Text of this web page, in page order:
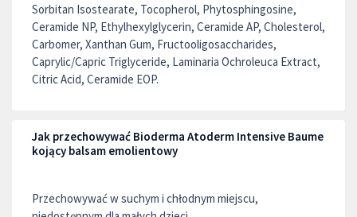
Sorbitan Isostearate, Tocopherol, Phytosphingosine,
Ceramide NP, Ethylhexylglycerin, Ceramide AP, Cholesterol,
Carbomer, Xanthan Gum, Fructooligosaccharides,
Caprylic/Capric Triglyceride, Laminaria Ochroleuca Extract,
Citric Acid, Ceramide EOP.
Jak przechowywać Bioderma Atoderm Intensive Baume
kojący balsam emolientowy
Przechowywać w suchym i chłodnym miejscu,